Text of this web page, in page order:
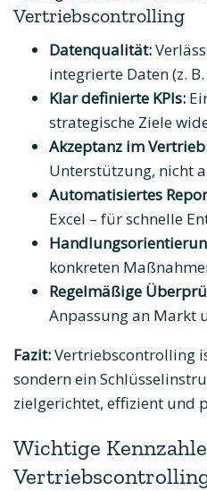
Vertriebscontrolling
Datenqualität:
integrierte Daten (z. B.
Klar definierte KPIs:
strategische Ziele
Akzeptanz im
Unterstützung, nicht
Automatisiertes
Excel – für schnelle
konkreten
Regelmäßige
Anpassung an Markt
Fazit:Vertriebscontrolling
sondern ein
zielgerichtet, effizient und
Wichtige